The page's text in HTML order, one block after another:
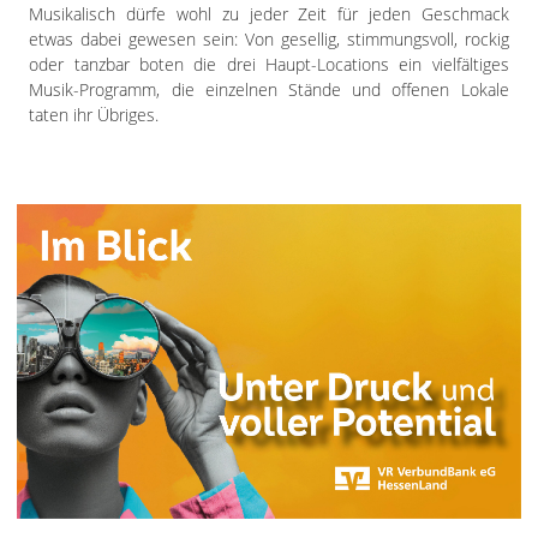
Musikalisch dürfe wohl zu jeder Zeit für jeden Geschmack
etwas dabei gewesen sein: Von gesellig, stimmungsvoll, rockig
oder tanzbar boten die drei Haupt-Locations ein vielfältiges
Musik-Programm, die einzelnen Stände und offenen Lokale
taten ihr Übriges.